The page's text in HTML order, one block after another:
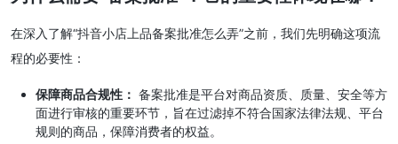
在深入了解“抖音小店上品备案批准怎么弄”之前，我们先明确这项流
程的必要性：
保障商品合规性： 备案批准是平台对商品资质、质量、安全等方
面进行审核的重要环节，旨在过滤掉不符合国家法律法规、平台
规则的商品，保障消费者的权益。